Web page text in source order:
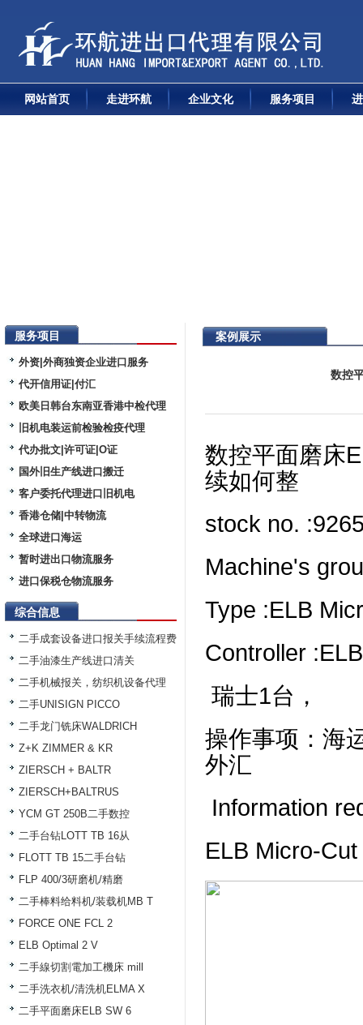
网站首页 走进环航 企业文化 服务项目
服务项目
外资|外商独资企业进口服务
代开信用证|付汇
欧美日韩台东南亚香港中检代理
旧机电装运前检验检疫代理
代办批文|许可证|O证
国外旧生产线进口搬迁
客户委托代理进口旧机电
香港仓储|中转物流
全球进口海运
暂时进出口物流服务
进口保税仓物流服务
综合信息
二手成套设备进口报关手续流程费
二手油漆生产线进口清关
二手机械报关，纺织机设备代理
二手UNISIGN PICCO
二手龙门铣床WALDRICH
Z+K ZIMMER & KR
ZIERSCH + BALTR
ZIERSCH+BALTRUS
YCM GT 250B二手数控
二手台钻LOTT TB 16从
FLOTT TB 15二手台钻
FLP 400/3研磨机/精磨
二手棒料给料机/装载机MB T
FORCE ONE FCL 2
ELB Optimal 2 V
二手線切割電加工機床 mill
二手洗衣机/清洗机ELMA X
二手平面磨床ELB SW 6
案例展示
数控
数控平面磨床
续如何整
stock no.
Machine's
Type :ELB
Controller
瑞士1台，
操作事项： 海
外汇
Information
ELB Micro-